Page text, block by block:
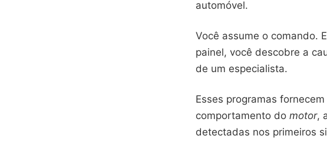
automóvel.
Você assume o comando.
painel, você descobre a
de um especialista.
Esses programas fornecem
comportamento do motor,
detectadas nos primeiros